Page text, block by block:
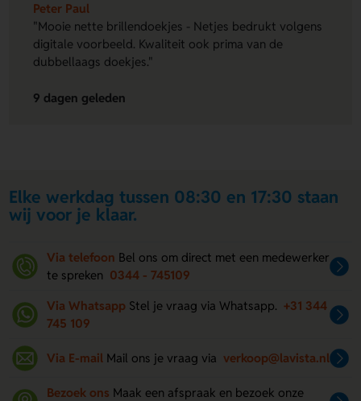
Peter Paul
"Mooie nette brillendoekjes - Netjes bedrukt volgens
digitale voorbeeld. Kwaliteit ook prima van de
dubbellaags doekjes."
9 dagen geleden
Elke werkdag tussen 08:30 en 17:30 staan
wij voor je klaar.
Via telefoon Bel ons om direct met een medewerker
te spreken 0344 - 745109
Via Whatsapp Stel je vraag via Whatsapp. +31 344
745 109
Via E-mail Mail ons je vraag via verkoop@lavista.nl
Bezoek ons Maak een afspraak en bezoek onze